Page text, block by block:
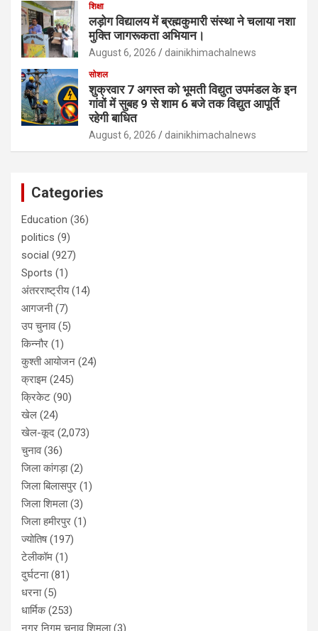
शिक्षा
लड़ोग विद्यालय में ब्रह्मकुमारी संस्था ने चलाया नशा
मुक्ति जागरूकता अभियान।
August 6, 2026 dainikhimachalnews
सोशल
शुक्रवार 7 अगस्त को भूमती विद्युत उपमंडल के इन
गांवों में सुबह 9 से शाम 6 बजे तक विद्युत आपूर्ति
रहेगी बाधित
August 6, 2026 dainikhimachalnews
Categories
Education (36)
politics (9)
social (927)
Sports (1)
अंतरराष्ट्रीय(14)
आगजनी(7)
उप चुनाव(5)
किन्नौर (1)
कुश्ती आयोजन (24)
क्राइम (245)
क्रिकेट (90)
खेल (24)
खेल-कूद (2,073)
चुनाव(36)
जिला कांगड़ा(2)
जिला बिलासपुर (1)
जिला शिमला(3)
जिला हमीरपुर (1)
ज्योतिष(197)
टेलीकॉम (1)
दुर्घटना(81)
धरना(5)
धार्मिक(253)
नगर निगम चुनाव शिमला(3)